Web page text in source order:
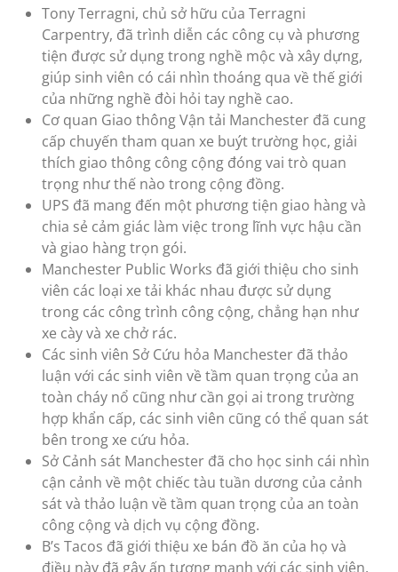
Tony Terragni, chủ sở hữu của Terragni
Carpentry, đã trình diễn các công cụ và phương
tiện được sử dụng trong nghề mộc và xây dựng,
giúp sinh viên có cái nhìn thoáng qua về thế giới
của những nghề đòi hỏi tay nghề cao.
Cơ quan Giao thông Vận tải Manchester đã cung
cấp chuyến tham quan xe buýt trường học, giải
thích giao thông công cộng đóng vai trò quan
trọng như thế nào trong cộng đồng.
UPS đã mang đến một phương tiện giao hàng và
chia sẻ cảm giác làm việc trong lĩnh vực hậu cần
và giao hàng trọn gói.
Manchester Public Works đã giới thiệu cho sinh
viên các loại xe tải khác nhau được sử dụng
trong các công trình công cộng, chẳng hạn như
xe cày và xe chở rác.
Các sinh viên Sở Cứu hỏa Manchester đã thảo
luận với các sinh viên về tầm quan trọng của an
toàn cháy nổ cũng như cần gọi ai trong trường
hợp khẩn cấp, các sinh viên cũng có thể quan sát
bên trong xe cứu hỏa.
Sở Cảnh sát Manchester đã cho học sinh cái nhìn
cận cảnh về một chiếc tàu tuần dương của cảnh
sát và thảo luận về tầm quan trọng của an toàn
công cộng và dịch vụ cộng đồng.
B’s Tacos đã giới thiệu xe bán đồ ăn của họ và
điều này đã gây ấn tượng mạnh với các sinh viên.